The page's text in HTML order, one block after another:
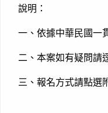
說明：
一、依據中華民國一
二、本案如有疑問請
三、報名方式請點選